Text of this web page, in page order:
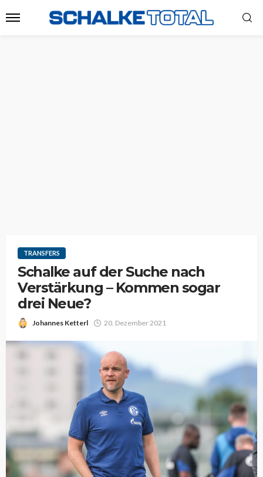
TRANSFERS
Schalke auf der Suche nach
Verstärkung – Kommen sogar
drei Neue?
Johannes Ketterl 20. Dezember 2021